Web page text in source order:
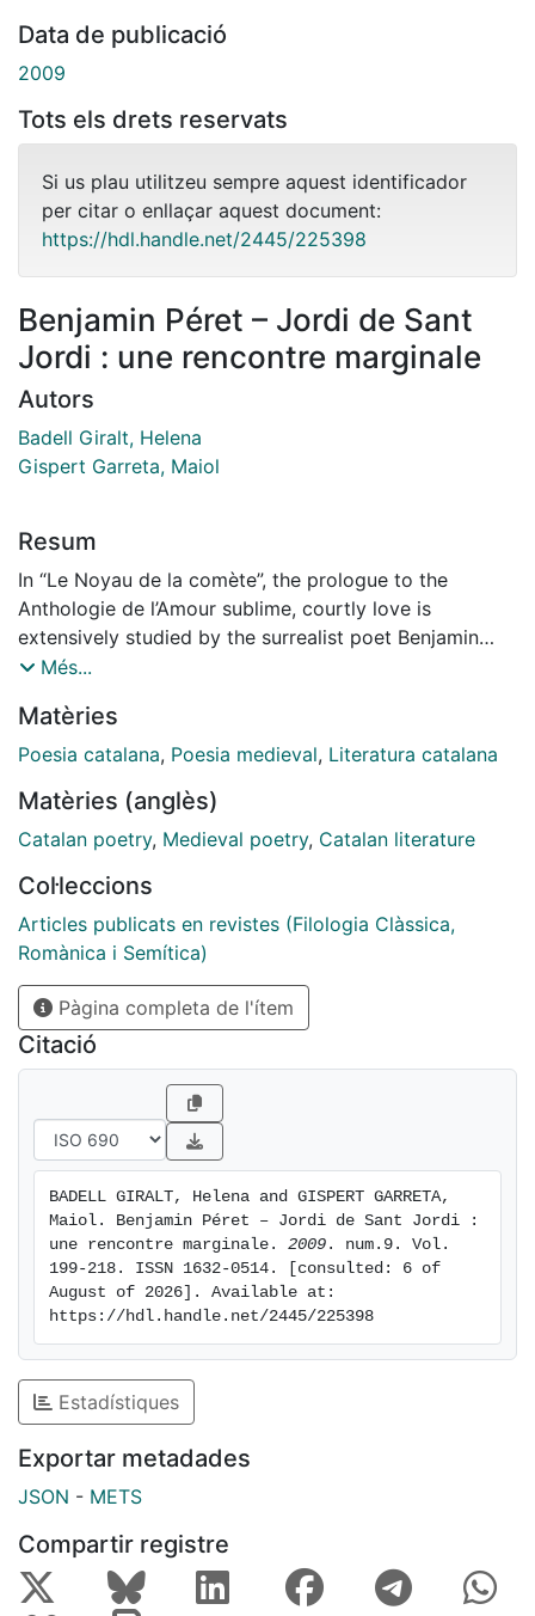
Data de publicació
2009
Tots els drets reservats
Si us plau utilitzeu sempre aquest identificador
per citar o enllaçar aquest document:
https://hdl.handle.net/2445/225398
Benjamin Péret – Jordi de Sant
Jordi : une rencontre marginale
Autors
Badell Giralt, Helena
Gispert Garreta, Maiol
Resum
In “Le Noyau de la comète”, the prologue to the
Anthologie de l’Amour sublime, courtly love is
extensively studied by the surrealist poet Benjamin
Péret as he forges his own theory of love. Within the
love is a figure situated in the margins of this tradition:
Jordi de Sant Jordi, central in Catalan literature, but
and language.This article studies the relationship
between the eroticism of Jordi de Sant Jordi and his
“amour sublime” through the history of the text, its
language and the subsequent translation into French,
quoted by Péret, by the occitanist René Nelli, a writer
also found on the margins of XX century French
literature.
Més...
Matèries
Poesia catalana, Poesia medieval, Literatura catalana
Matèries (anglès)
Catalan poetry, Medieval poetry, Catalan literature
Col·leccions
Articles publicats en revistes (Filologia Clàssica,
Romànica i Semítica)
Pàgina completa de l'ítem
Citació
BADELL GIRALT, Helena and GISPERT GARRETA,
Maiol. Benjamin Péret – Jordi de Sant Jordi :
une rencontre marginale. 2009 . num.9. Vol.
199-218. ISSN 1632-0514. [consulted: 6 of
August of 2026]. Available at:
https://hdl.handle.net/2445/225398
Estadístiques
Exportar metadades
JSON - METS
Compartir registre